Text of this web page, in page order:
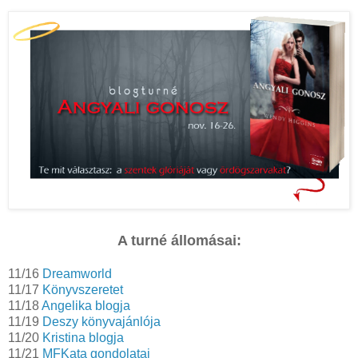
A turné állomásai:
11/16 Dreamworld
11/17 Könyvszeretet
11/18Angelika blogja
11/19 Deszy könyvajánlója
11/20 Kristina blogja
11/21 MFKata gondolatai